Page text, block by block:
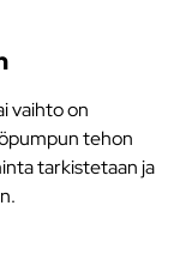
vaihto on
tehon
tarkistetaan ja